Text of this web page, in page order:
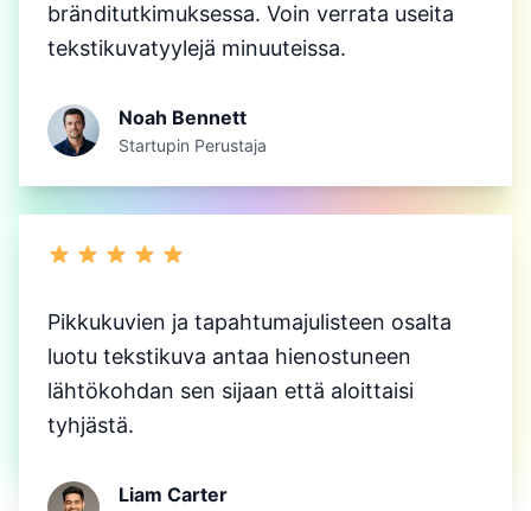
bränditutkimuksessa. Voin verrata useita
tekstikuvatyylejä minuuteissa.
Noah Bennett
Startupin Perustaja
Pikkukuvien ja tapahtumajulisteen osalta
luotu tekstikuva antaa hienostuneen
lähtökohdan sen sijaan että aloittaisi
tyhjästä.
Liam Carter